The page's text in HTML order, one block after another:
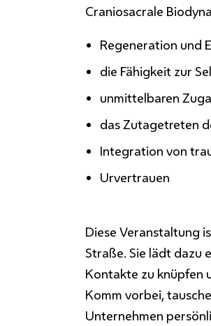
Craniosacrale
Regeneration und
die Fähigkeit zur
unmittelbaren
das Zutagetreten
Integration von
Urvertrauen
Diese Veranstaltung
Straße. Sie lädt dazu
Kontakte zu knüpfen
Komm vorbei,
Unternehmen